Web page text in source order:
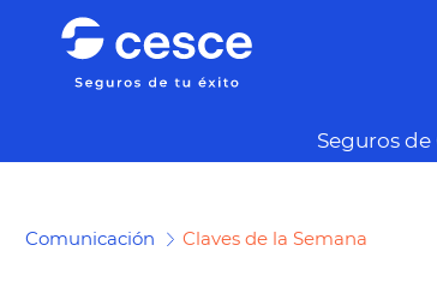
Seguros
Comunicación Claves de la Semana